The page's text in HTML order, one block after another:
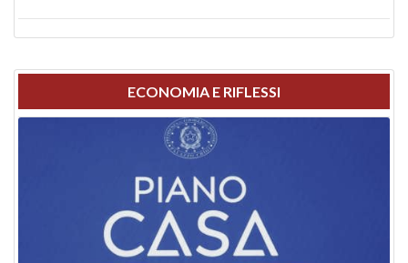
ECONOMIA E RIFLESSI